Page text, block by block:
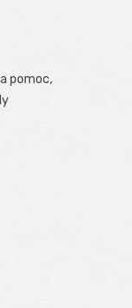
pomoc,